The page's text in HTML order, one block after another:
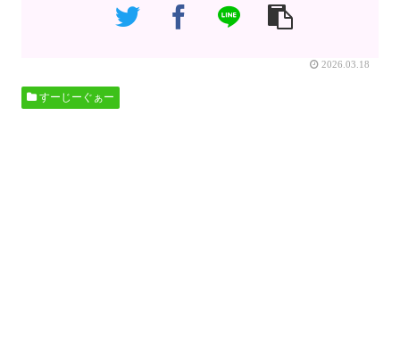
2026.03.18
すーじーぐぁー